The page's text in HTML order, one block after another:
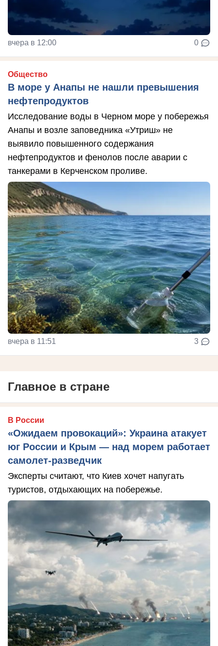
вчера в 12:00 0
Общество
В море у Анапы не нашли превышения
нефтепродуктов
Исследование воды в Черном море у побережья
Анапы и возле заповедника «Утриш» не
выявило повышенного содержания
нефтепродуктов и фенолов после аварии с
танкерами в Керченском проливе.
вчера в 11:51 3
Главное в стране
В России
«Ожидаем провокаций»: Украина атакует
юг России и Крым — над морем работает
самолет-разведчик
Эксперты считают, что Киев хочет напугать
туристов, отдыхающих на побережье.